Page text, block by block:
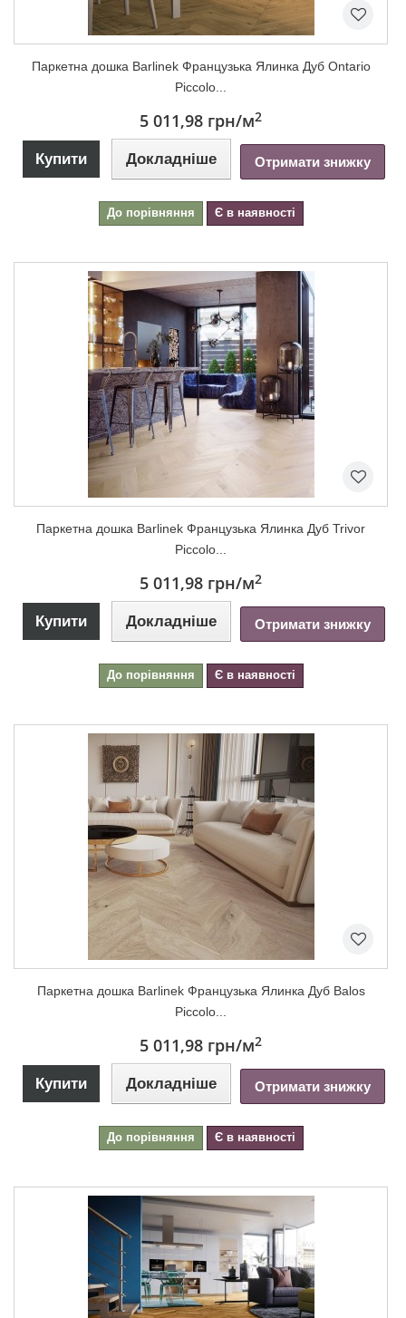
Паркетна дошка Barlinek Французька Ялинка Дуб Ontario
Piccolo...
5 011,98 грн/м2
Купити Докладніше Отримати знижку
До порівняння Є в наявності
Паркетна дошка Barlinek Французька Ялинка Дуб Trivor
Piccolo...
5 011,98 грн/м2
Купити Докладніше Отримати знижку
До порівняння Є в наявності
Паркетна дошка Barlinek Французька Ялинка Дуб Balos
Piccolo...
5 011,98 грн/м2
Купити Докладніше Отримати знижку
До порівняння Є в наявності